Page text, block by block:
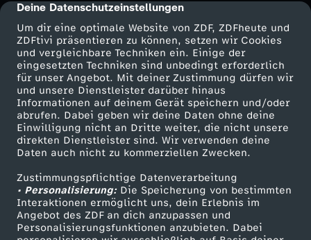
cmp-dialog-description
Deine Datenschutzeinstellungen
Um dir eine optimale Website von ZDF, ZDFheute und
ZDFtivi präsentieren zu können, setzen wir Cookies
und vergleichbare Techniken ein. Einige der
eingesetzten Techniken sind unbedingt erforderlich
für unser Angebot. Mit deiner Zustimmung dürfen wir
und unsere Dienstleister darüber hinaus
Informationen auf deinem Gerät speichern und/oder
abrufen. Dabei geben wir deine Daten ohne deine
Einwilligung nicht an Dritte weiter, die nicht unsere
direkten Dienstleister sind. Wir verwenden deine
Daten auch nicht zu kommerziellen Zwecken.
Zustimmungspflichtige Datenverarbeitung
• Personalisierung:Die Speicherung von bestimmten
Interaktionen ermöglicht uns, dein Erlebnis im
Angebot des ZDF an dich anzupassen und
Personalisierungsfunktionen anzubieten. Dabei
M
i
t
t
a
g
s
Mehr ZDF
ZDF-Apps
Smart TV
ZDFtext
Livestreams
Sendungen A-Z
TV-Programm
Service
ZDFmitreden
Kontakt zum ZDF
Tickets
Zuschauerservice
Hilfe